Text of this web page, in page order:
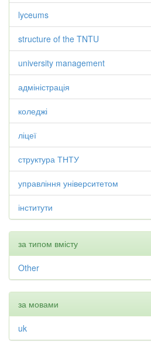
lyceums
structure of the TNTU
university management
адміністрація
коледжі
ліцеї
структура ТНТУ
управління університетом
інститути
за типом вмісту
Other
за мовами
uk